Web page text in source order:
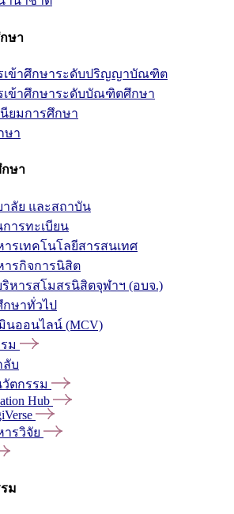
ษา
เข้าศึกษาระดับปริญญาบัณฑิต
เข้าศึกษาระดับบัณฑิตศึกษา
ยมการศึกษา
ษา
ษา
ลัย และสถาบัน
ารทะเบียน
รเทคโนโลยีสารสนเทศ
ารกิจการนิสิต
หารสโมสรนิสิตจุฬาฯ (อบจ.)
ษาทั่วไป
นออนไลน์ (MCV)
ม
ลับ
ตกรรม
Hub
รวิจัย
ม